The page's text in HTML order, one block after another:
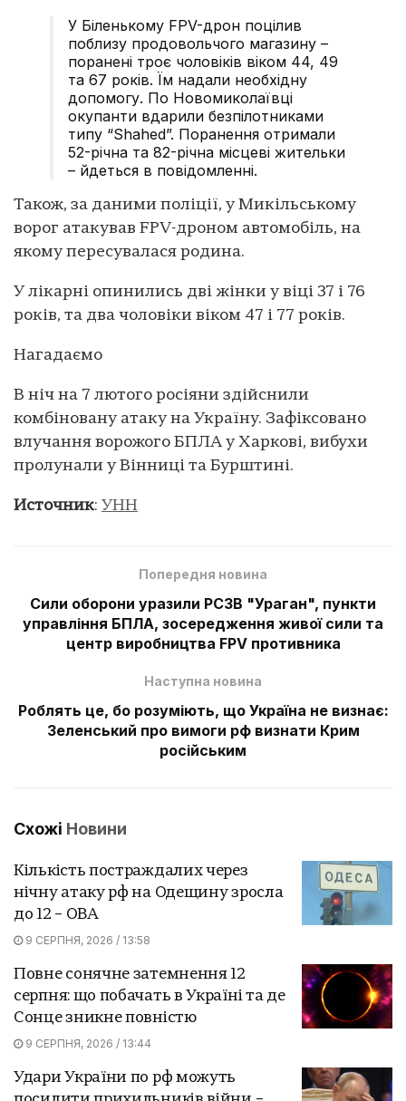
У Біленькому FPV-дрон поцілив
поблизу продовольчого магазину –
поранені троє чоловіків віком 44, 49
та 67 років. Їм надали необхідну
допомогу. По Новомиколаївці
окупанти вдарили безпілотниками
типу “Shahed”. Поранення отримали
52-річна та 82-річна місцеві жительки
– йдеться в повідомленні.
Також, за даними поліції, у Микільському
ворог атакував FPV-дроном автомобіль, на
якому пересувалася родина.
У лікарні опинились дві жінки у віці 37 і 76
років, та два чоловіки віком 47 і 77 років.
Нагадаємо
В ніч на 7 лютого росіяни здійснили
комбіновану атаку на Україну. Зафіксовано
влучання ворожого БПЛА у Харкові, вибухи
пролунали у Вінниці та Бурштині.
Источник: УНН
Попередня новина
Сили оборони уразили РСЗВ "Ураган", пункти
управління БПЛА, зосередження живої сили та
центр виробництва FPV противника
Наступна новина
Роблять це, бо розуміють, що Україна не визнає:
Зеленський про вимоги рф визнати Крим
російським
Схожі Новини
Кількість постраждалих через
нічну атаку рф на Одещину зросла
до 12 – ОВА
9 СЕРПНЯ, 2026 / 13:58
Повне сонячне затемнення 12
серпня: що побачать в Україні та де
Сонце зникне повністю
9 СЕРПНЯ, 2026 / 13:44
Удари України по рф можуть